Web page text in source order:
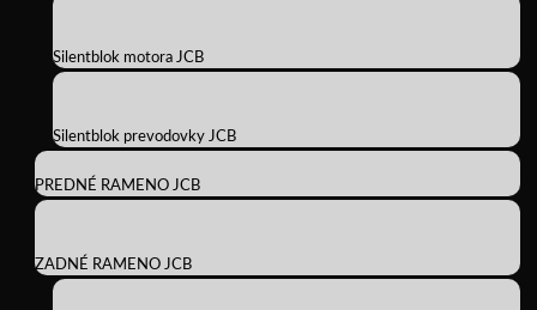
Silentblok motora JCB
Silentblok prevodovky JCB
PREDNÉ RAMENO JCB
ZADNÉ RAMENO JCB